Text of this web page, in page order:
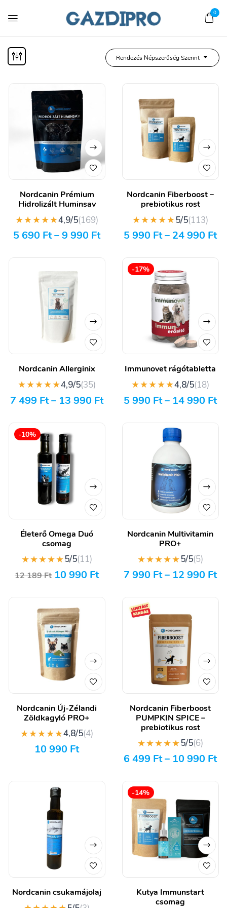
0
Rendezés Népszerűség Szerint
Nordcanin Prémium
Hidrolizált Huminsav
★★★★★4,9/5(169)
5 690 Ft–9 990 Ft
Nordcanin Fiberboost –
prebiotikus rost
★★★★★5/5(113)
5 990 Ft– 24 990 Ft
Nordcanin Allerginix
★★★★★4,9/5(35)
7 499 Ft– 13 990 Ft
-17%
Immunovet rágótabletta
★★★★★4,8/5(18)
5 990 Ft– 14 990 Ft
-10%
Életerő Omega Duó
csomag
★★★★★5/5(11)
12 189Ft 10 990 Ft
Nordcanin Multivitamin
PRO+
★★★★★5/5(5)
7 990 Ft– 12 990 Ft
Nordcanin Új-Zélandi
Zöldkagyló PRO+
★★★★★4,8/5(4)
10 990 Ft
Nordcanin Fiberboost
PUMPKIN SPICE –
prebiotikus rost
★★★★★5/5(6)
6 499 Ft– 10 990 Ft
Nordcanin csukamájolaj
-14%
Kutya Immunstart
csomag